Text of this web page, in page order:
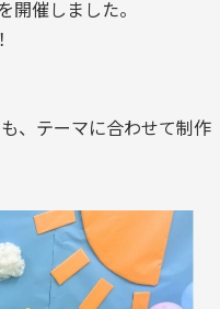
催しました。
、テーマに合わせて制作